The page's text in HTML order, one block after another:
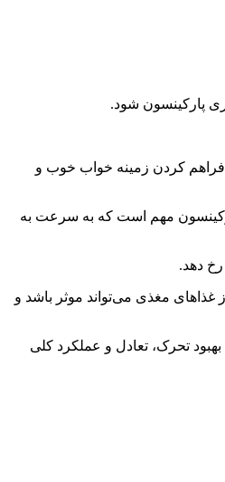
فراهم کردن زمینه خواب خوب و
مهم است که به سرعت به
غذاهای مغذی می‌تواند موثر باشد و
تحرک، تعادل و عملکرد کلی